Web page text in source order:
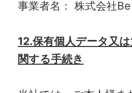
事業者名： 株式会社
12.保有個人データ又
関する手続き